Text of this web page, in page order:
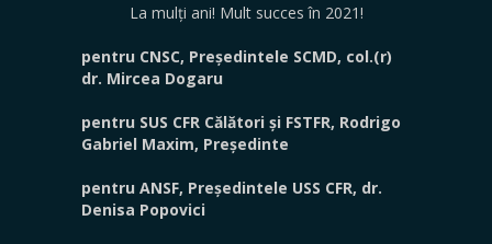
La mulți ani! Mult succes în 2021!
pentru CNSC, Președintele SCMD, col.(r)
dr. Mircea Dogaru
pentru SUS CFR Călători și FSTFR, Rodrigo
Gabriel Maxim, Președinte
pentru ANSF, Președintele USS CFR, dr.
Denisa Popovici